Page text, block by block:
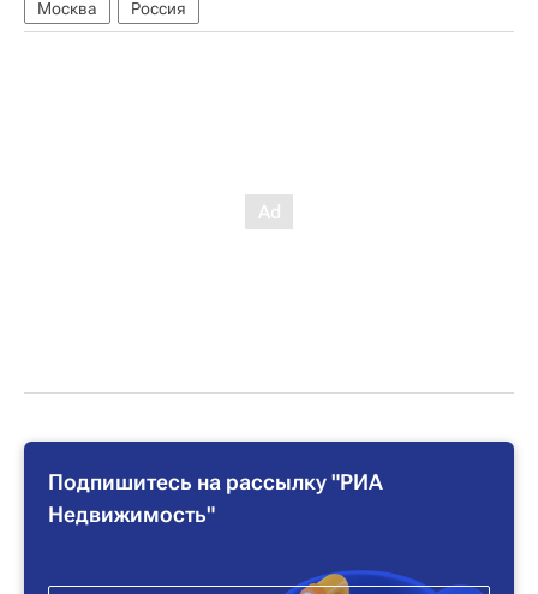
Москва Россия
Подпишитесь на рассылку "РИА
Недвижимость"